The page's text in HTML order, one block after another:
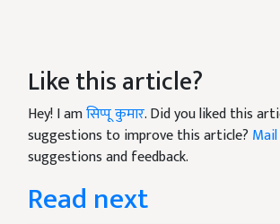
Like this article?
Hey! I amसिप्पू कुमार. Did you liked this
suggestions to improve this article? Mail
suggestions and feedback.
Read next